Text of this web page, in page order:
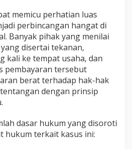
memicu perhatian luas
perbincangan hangat di
Banyak pihak yang menilai
disertai tekanan,
kali ke tempat usaha, dan
pembayaran tersebut
berat terhadap hak-hak
dengan prinsip
dasar hukum yang disoroti
hukum terkait kasus ini: